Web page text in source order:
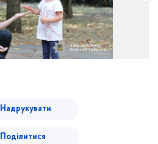
Надрукувати
Поділитися